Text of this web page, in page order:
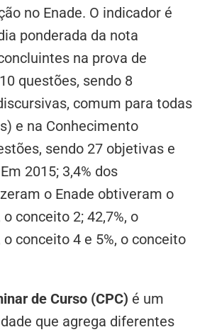
no Enade. O indicador é
ponderada da nota
na prova de
questões, sendo 8
comum para todas
e na Conhecimento
sendo 27 objetivas e
2015; 3,4% dos
o Enade obtiveram o
conceito 2; 42,7%, o
o conceito 4 e 5%, o conceito
de Curso (CPC) é um
que agrega diferentes